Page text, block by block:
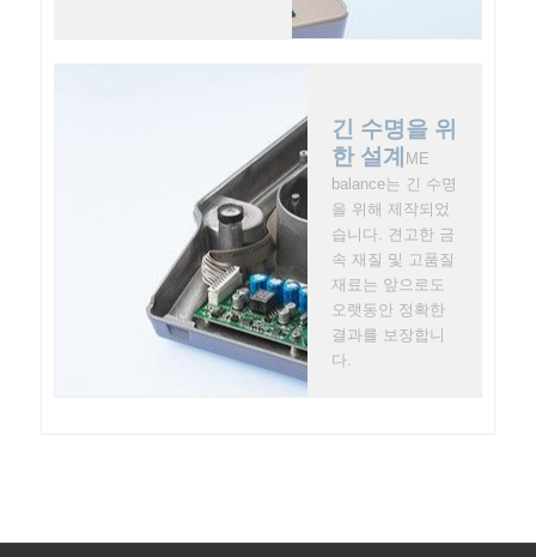
긴 수명을 위
한 설계 ME
balance는 긴 수명
을 위해 제작되었
습니다. 견고한 금
속 재질 및 고품질
재료는 앞으로도
오랫동안 정확한
결과를 보장합니
다.